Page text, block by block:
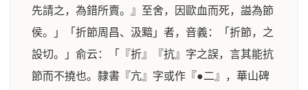
先請之，為錯所賣。』至舍，因歐血而死，謚為節
侯。」「折節周昌、汲黯」者，音義：「折節，之
設切。」俞云：「『折』『抗』字之誤，言其能抗
節而不撓也。隸書『亢』字或作『●二』，華山碑